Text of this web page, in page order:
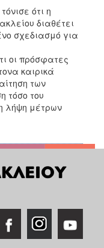
ότι η
διαθέτει
σχεδιασμό για
οι πρόσφατες
καιρικά
των
τόσο του
λήψη μέτρων